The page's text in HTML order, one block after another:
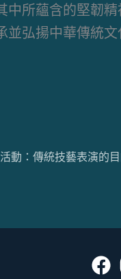
中所蘊含的堅韌精
並弘揚中華傳統文
動：傳統技藝表演的